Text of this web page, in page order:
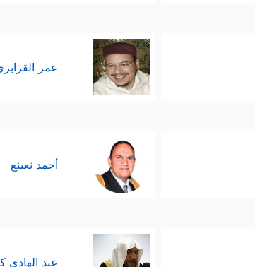
عمر
أحمد نعينع
عبد الهادي